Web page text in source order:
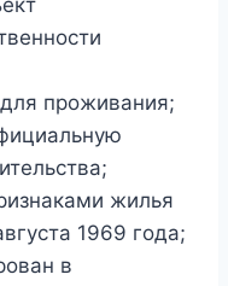
проживания;
жилья
1969 года;
в